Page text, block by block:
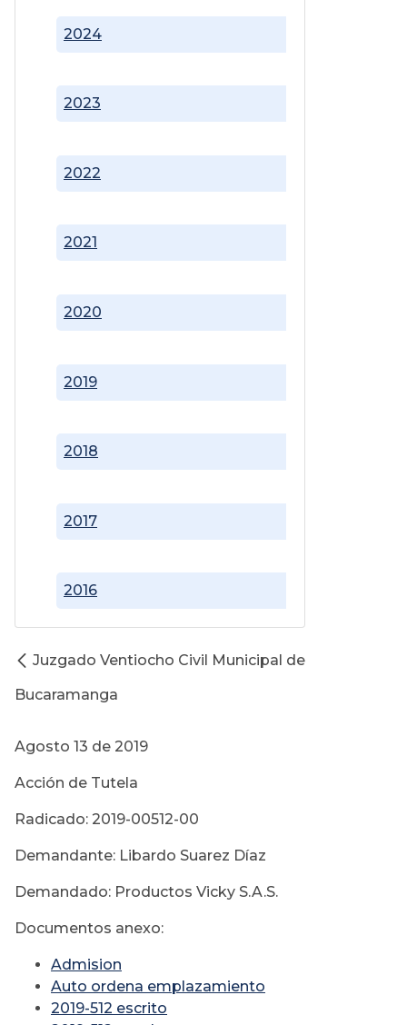
2016
2017
2018
2019
2020
2021
2022
2023
2024
Juzgado Ventiocho Civil Municipal de
Bucaramanga
Agosto 13 de 2019
Acción de Tutela
Radicado: 2019-00512-00
Demandante: Libardo Suarez Díaz
Demandado: Productos Vicky S.A.S.
Documentos anexo:
Admision
Auto ordena emplazamiento
2019-512 escrito